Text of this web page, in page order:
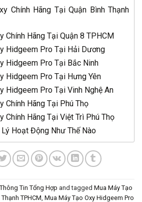
Chính Hãng Tại Quận Bình Thạnh
Chính Hãng Tại Quận 8 TPHCM
Hidgeem Pro Tại Hải Dương
Hidgeem Pro Tại Bắc Ninh
Hidgeem Pro Tại Hưng Yên
Hidgeem Pro Tại Vinh Nghệ An
Chính Hãng Tại Phú Thọ
Chính Hãng Tại Việt Trì Phú Thọ
Hoạt Động Như Thế Nào
Thông Tin Tổng Hợp and tagged Mua Máy Tạo
TPHCM Mua Máy Tạo Oxy Hidgeem Pro